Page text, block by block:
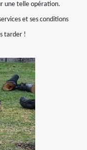
une telle opération.
et ses conditions
tarder !